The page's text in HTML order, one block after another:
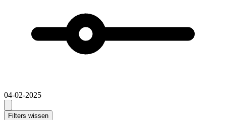
04-02-2025
Filters wissen